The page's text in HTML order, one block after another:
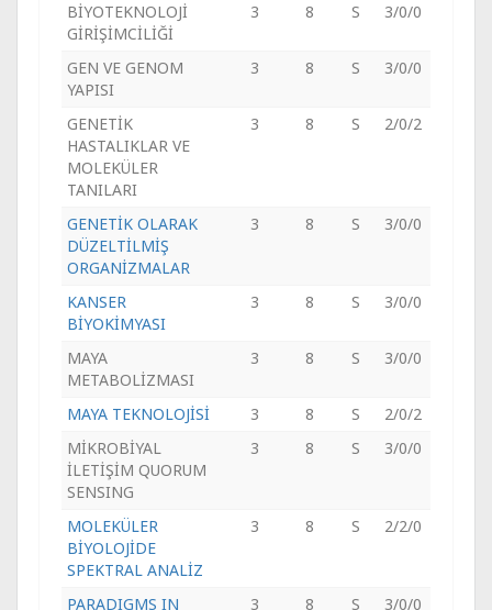
BİYOTEKNOLOJİ
GİRİŞİMCİLİĞİ
3 8 S 3/0/0
GEN VE GENOM
YAPISI
3 8 S 3/0/0
GENETİK
HASTALIKLAR VE
MOLEKÜLER
TANILARI
3 8 S 2/0/2
GENETİK OLARAK
DÜZELTİLMİŞ
ORGANİZMALAR
3 8 S 3/0/0
KANSER
BİYOKİMYASI
3 8 S 3/0/0
MAYA
METABOLİZMASI
3 8 S 3/0/0
MAYA TEKNOLOJİSİ 3 8 S
2/0/2
MİKROBİYAL
İLETİŞİM QUORUM
SENSING
3 8 S 3/0/0
MOLEKÜLER
BİYOLOJİDE
SPEKTRAL ANALİZ
3 8 S 2/2/0
PARADIGMS IN
3 8 S 3/0/0